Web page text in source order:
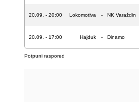
20.09. - 20:00 Lokomotiva - NK Varaždin
20.09. - 17:00 Hajduk - Dinamo
Potpuni raspored